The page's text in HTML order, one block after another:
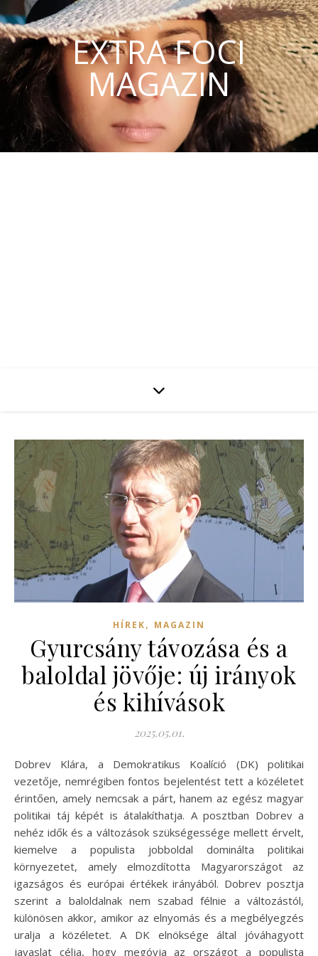
EXTRA FOCI
MAGAZIN
HÍREK, MAGAZIN
Gyurcsány távozása és a
baloldal jövője: új irányok
és kihívások
2025.05.01.
Dobrev Klára, a Demokratikus Koalíció (DK) politikai
vezetője, nemrégiben fontos bejelentést tett a közéletet
érintően, amely nemcsak a párt, hanem az egész magyar
politikai táj képét is átalakíthatja. A posztban Dobrev a
nehéz idők és a változások szükségessége mellett érvelt,
kiemelve a populista jobboldal dominálta politikai
környezetet, amely elmozdította Magyarországot az
igazságos és európai értékek irányából. Dobrev posztja
szerint a baloldalnak nem szabad félnie a változástól,
különösen akkor, amikor az elnyomás és a megbélyegzés
uralja a közéletet. A DK elnöksége által jóváhagyott
javaslat célja, hogy megóvja az országot a populista